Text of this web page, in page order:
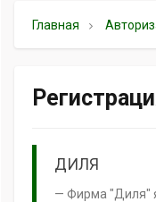
Главная
ДИЛЯ
Фирма "Диля"